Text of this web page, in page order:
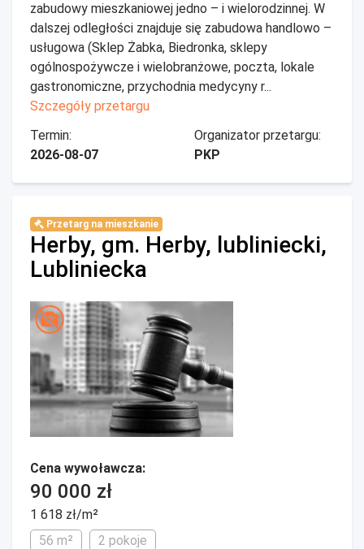
zabudowy mieszkaniowej jedno – i wielorodzinnej. W
dalszej odległości znajduje się zabudowa handlowo –
usługowa (Sklep Żabka, Biedronka, sklepy
ogólnospożywcze i wielobranżowe, poczta, lokale
gastronomiczne, przychodnia medycyny r...
Szczegóły przetargu
Termin:
2026-08-07
Organizator przetargu:
PKP
Przetarg na mieszkanie
Herby, gm. Herby, lubliniecki,
Lubliniecka
Cena wywoławcza:
90 000 zł
1 618 zł/m²
56 m²
2 pokoje